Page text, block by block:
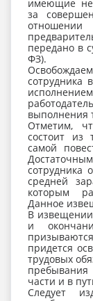
имеющие
за
передано в
ФЗ).
сотрудника
выполнения
Отметим,
состоит из
самой
сотрудника
средней
которым
Данное
В извещении
и
придется
трудовых
пребывания
части и в
Следует